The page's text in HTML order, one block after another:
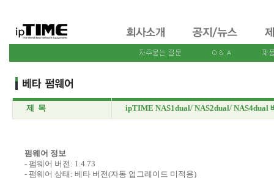
제 목 ipTIME NAS1dual/ NAS2dual/ NAS4dual
펌웨어 정보
- 펌웨어 버전: 1.4.73
- 펌웨어 상태: 베타 버전(자동 업그레이드 미적용)